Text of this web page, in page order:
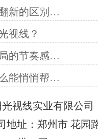
新的区别…
视线？
的节奏感…
能悄悄帮…
视线实业有限公司
地址：郑州市 花园